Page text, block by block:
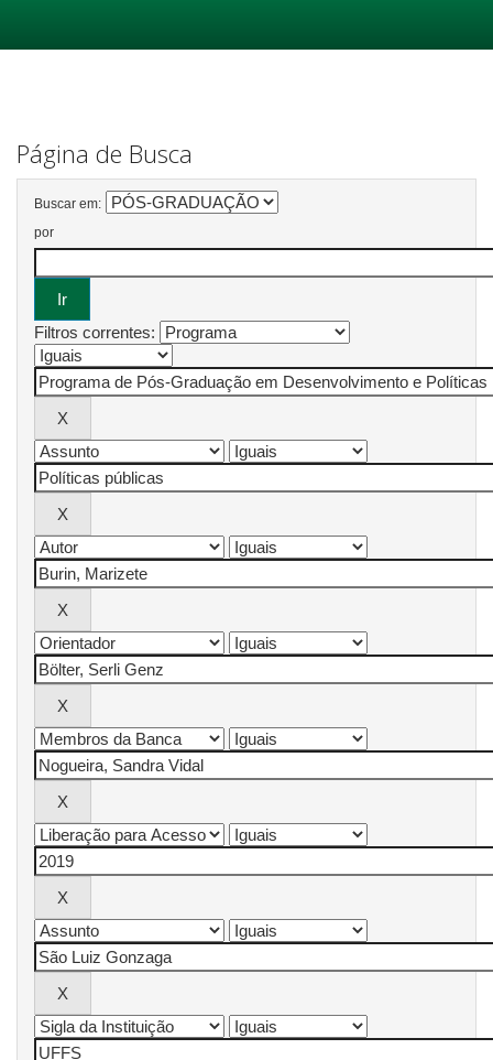
Página de Busca
Buscar em:
por
Filtros correntes: